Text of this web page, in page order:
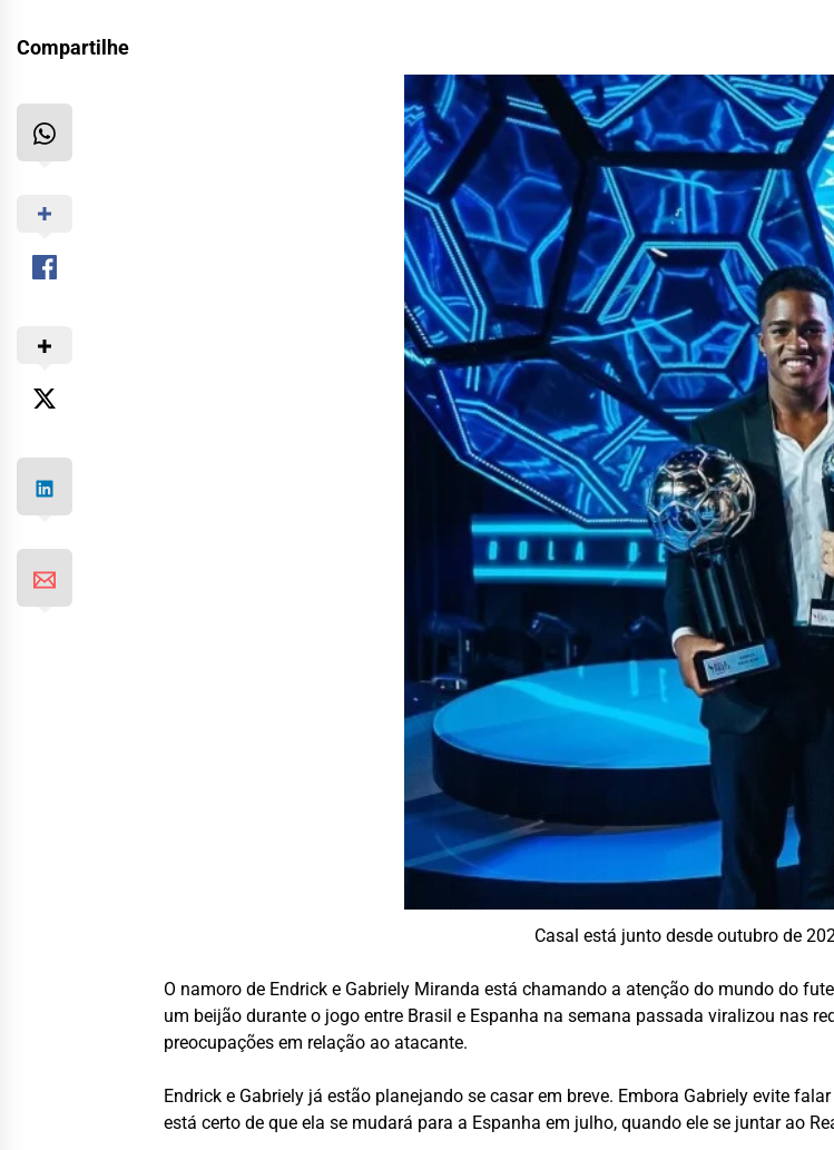
Compartilhe
Casal está junto desde outubro de
O namoro de Endrick e Gabriely Miranda está chamando a atenção do mundo do
um beijão durante o jogo entre Brasil e Espanha na semana passada viralizou nas
preocupações em relação ao atacante.
Endrick e Gabriely já estão planejando se casar em breve. Embora Gabriely evite
está certo de que ela se mudará para a Espanha em julho, quando ele se juntar ao